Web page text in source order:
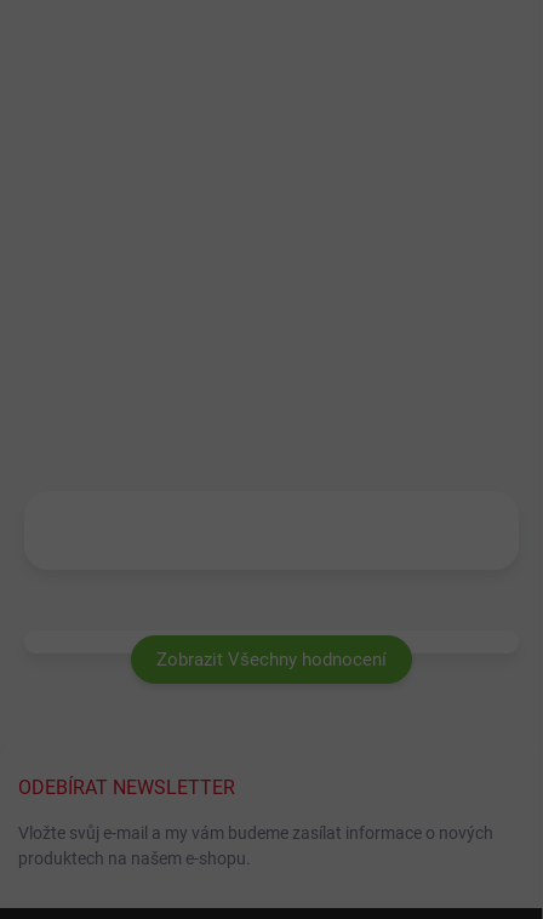
Zobrazit Všechny hodnocení
ODEBÍRAT NEWSLETTER
Vložte svůj e-mail a my vám budeme zasílat informace o nových
produktech na našem e-shopu.